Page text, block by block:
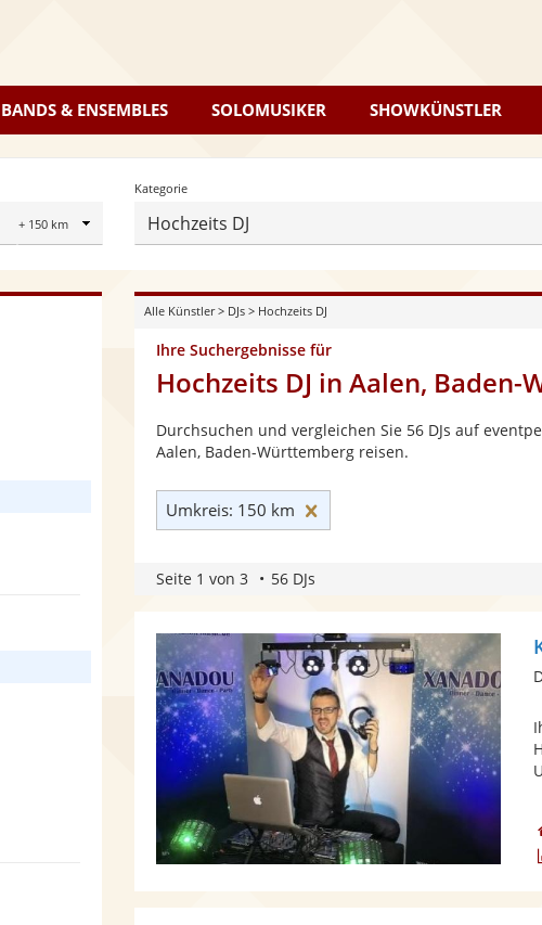
BANDS & ENSEMBLES SOLOMUSIKER SHOWKÜNSTLER
Ort
Events
festlegen
Kategorie
Hochzeits DJ
Alle Künstler> DJs> Hochzeits DJ
Ihre Suchergebnisse für
Hochzeits DJ in Aalen, Baden-
Durchsuchen und vergleichen Sie 56 DJs auf
Aalen, Baden-Württemberg reisen.
Umkreis: 150 km
Seite 1 von 3 56 DJs